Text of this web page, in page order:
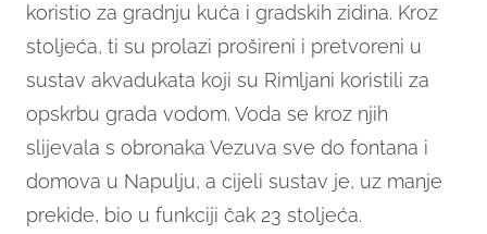
koristio za gradnju kuća i gradskih zidina. Kroz
stoljeća, ti su prolazi prošireni i pretvoreni u
sustav akvadukata koji su Rimljani koristili za
opskrbu grada vodom. Voda se kroz njih
slijevala s obronaka Vezuva sve do fontana i
domova u Napulju, a cijeli sustav je, uz manje
prekide, bio u funkciji čak 23 stoljeća.